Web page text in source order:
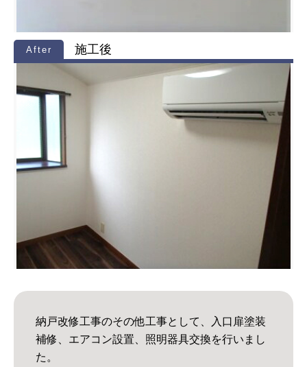
施工後
納戸改修工事のその他工事として、入口扉塗装
補修、エアコン設置、照明器具交換を行いまし
た。